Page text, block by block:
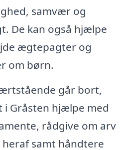
samvær og
De kan også hjælpe
ægtepagter og
om børn.
går bort,
i Gråsten hjælpe med
rådgive om arv
samt håndtere